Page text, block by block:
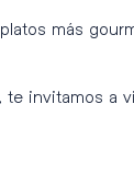
más
invitamos a